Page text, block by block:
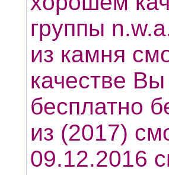
группы
из камня
качестве
бесплатно
из (2017)
09.12.2016